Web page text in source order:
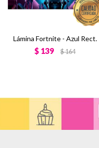
Lámina Fortnite - Azul Rect.
$ 139 $164